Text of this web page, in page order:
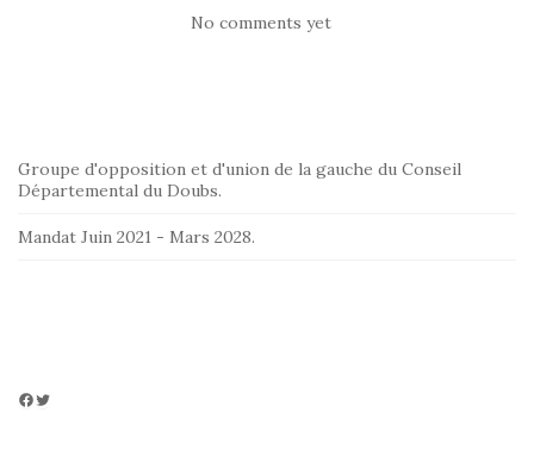
No comments yet
Groupe d'opposition et d'union de la gauche du Conseil
Départemental du Doubs.
Mandat Juin 2021 - Mars 2028.
Facebook
Twitter